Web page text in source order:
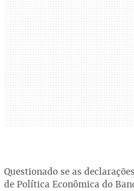
Questionado se as
de Política Econômica do